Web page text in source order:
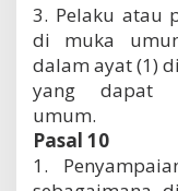
3. Pelaku atau
di muka
dalam ayat (1)
yang dapat
umum.
Pasal 10
1.